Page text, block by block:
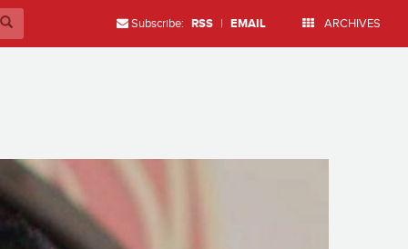
Subscribe: RSS | EMAIL ARCHIVES